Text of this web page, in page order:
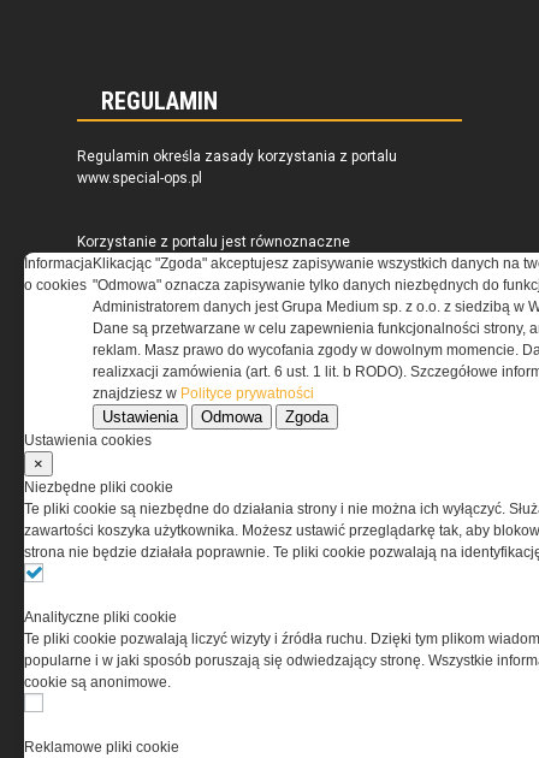
REGULAMIN
Regulamin określa zasady korzystania z portalu
www.special-ops.pl
Korzystanie z portalu jest równoznaczne
z zaakceptowaniem warunków ustanowionych
przez Grupa MEDIUM Spółka z ograniczoną
odpowiedzialnością Spółka komandytowa, nr KRS:
0000537655, NIP 1132860378, REGON 146393437
(zwana dalej Grupa MEDIUM) w postaci Regulaminu.
Przeczytaj regulamin
PRYWATNOŚĆ
informacji na Twoim komputerze. Pliki cookies stosujemy
w celu świadczenia usług na najwyższym poziomie,
w tym w sposób dostosowany do indywidualnych potrzeb.
Korzystanie z witryny bez zmiany ustawień dotyczących
dokonać zmiany ustawień przeglądarki dotyczących
Informacja
o cookies
Klikacjąc "Zgoda" akceptujesz zapisywanie wszystkich danych na
"Odmowa" oznacza zapisywanie tylko danych niezbędnych do
Administratorem danych jest Grupa Medium sp. z o.o. z siedzibą w
Dane są przetwarzane w celu zapewnienia funkcjonalności strony,
reklam. Masz prawo do wycofania zgody w dowolnym momencie.
realizxacji zamówienia (art. 6 ust. 1 lit. b RODO). Szczegółowe
znajdziesz w Polityce prywatności
Ustawienia Odmowa Zgoda
Ustawienia cookies
×
Niezbędne pliki cookie
Te pliki cookie są niezbędne do działania strony i nie można ich wyłączyć.
zawartości koszyka użytkownika. Możesz ustawić przeglądarkę tak, aby
strona nie będzie działała poprawnie. Te pliki cookie pozwalają na
Analityczne pliki cookie
Te pliki cookie pozwalają liczyć wizyty i źródła ruchu. Dzięki tym plikom
popularne i w jaki sposób poruszają się odwiedzający stronę. Wszystkie
cookie są anonimowe.
Reklamowe pliki cookie